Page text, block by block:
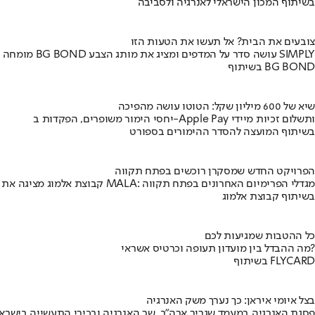
בשיתוף המכון הישראלי לאנרגיה ולסביבה
צובעים את הבית? אל תעשו את הטעות הזו
מומחה BG BOND עושה סדר על המדפים ומציג את מותג הצבע SIMPLY
בשיתוף BG BOND
שיא של 600 מיליון שקל: הטוטו עושה מהפיכה
יחסי הימור משופרים, הפקדות ב-Apple Pay ותשלום זכיות מיידי
בשיתוף המועצה להסדר ההימורים בספורט
הפרויקט החדש שמסקרן רוכשים בפתח תקווה
קבוצת אלמוג מציגה את פרויקט MALA: מגדלי הפרימיום האחרונים בפתח תקווה
בשיתוף קבוצת אלמוג
כל ההטבות שמגיעות לכם
מה ההבדל בין מועדון תעופה וכרטיס אשראי?
בשיתוף FLYCARD
בצל איומי איראן: כך נערך משק האנרגיה